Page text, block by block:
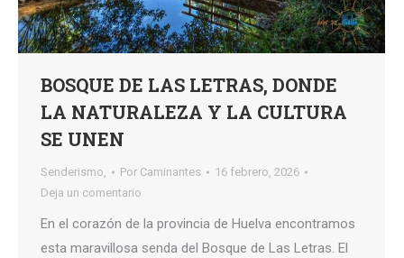
BOSQUE DE LAS LETRAS, DONDE
LA NATURALEZA Y LA CULTURA
SE UNEN
Senderismo, Por Caminantes
16 febrero, 2026
Deja un comentario
En el corazón de la provincia de Huelva encontramos
esta maravillosa senda del Bosque de Las Letras. El